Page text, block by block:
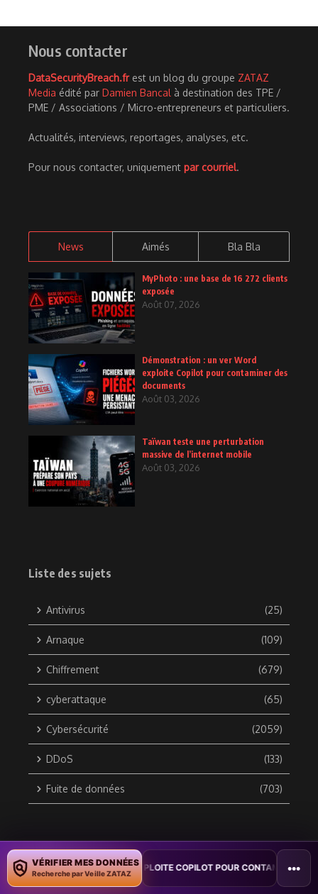
Nous contacter
DataSecurityBreach.frest un blog du groupe ZATAZ
Media édité par Damien Bancal à destination des TPE /
PME / Associations / Micro-entrepreneurs et particuliers.
Actualités, interviews, reportages, analyses, etc.
Pour nous contacter, uniquement par courriel.
News Aimés Bla Bla
MyPhoto : une base de 16 272 clients
exposée
Août 07, 2026
Démonstration : un ver Word
exploite Copilot pour contaminer des
documents
Août 03, 2026
Taïwan teste une perturbation
massive de l’internet mobile
Août 03, 2026
Liste des sujets
Antivirus (25)
Arnaque (109)
Chiffrement (679)
cyberattaque (65)
Cybersécurité (2059)
DDoS (133)
Fuite de données (703)
Copyright © 2010 / 2026 DATA SECURITY BREACH - Groupe
ZATAZ Média
VÉRIFIER MES DONNÉES
Recherche par Veille ZATAZ
: UN VER WORD EXPLOITE COPILOT POUR CONTAMINER DES •••